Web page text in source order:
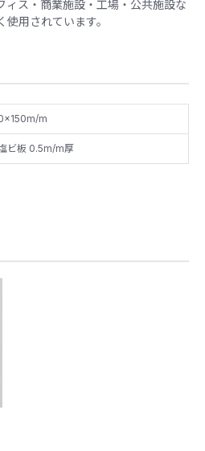
ィス・商業施設・工場・公共施設な
用されています。
m
ビ板 0.5m/m厚